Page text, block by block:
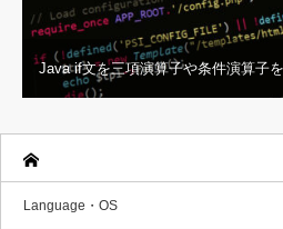
Java if文を三項演算子や条件演算子
Language・OS